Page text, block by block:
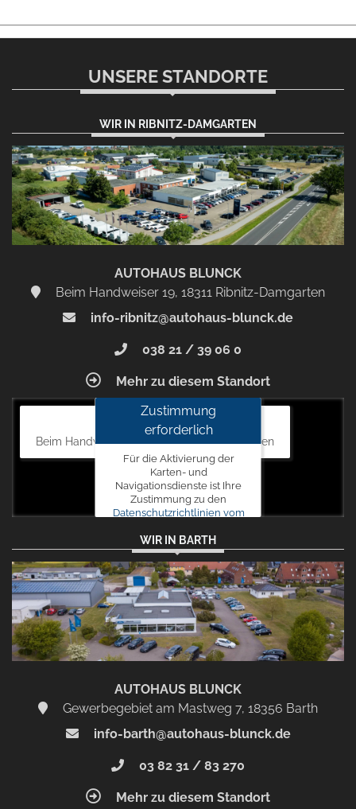
UNSERE STANDORTE
WIR IN RIBNITZ-DAMGARTEN
AUTOHAUS BLUNCK
Beim Handweiser 19, 18311 Ribnitz-Damgarten
info-ribnitz@autohaus-blunck.de
038 21 / 39 06 0
Mehr zu diesem Standort
Autohaus Blunck
Beim Handweiser 19, 18311 Ribnitz-Damgarten
Zustimmung
erforderlich
Für die Aktivierung der
Karten- und
Navigationsdienste ist Ihre
Zustimmung zu den
Datenschutzrichtlinien vom
erforderlich.
Zustimmen
und
aktivieren
WIR IN BARTH
AUTOHAUS BLUNCK
Gewerbegebiet am Mastweg 7, 18356 Barth
info-barth@autohaus-blunck.de
03 82 31 / 83 270
Mehr zu diesem Standort